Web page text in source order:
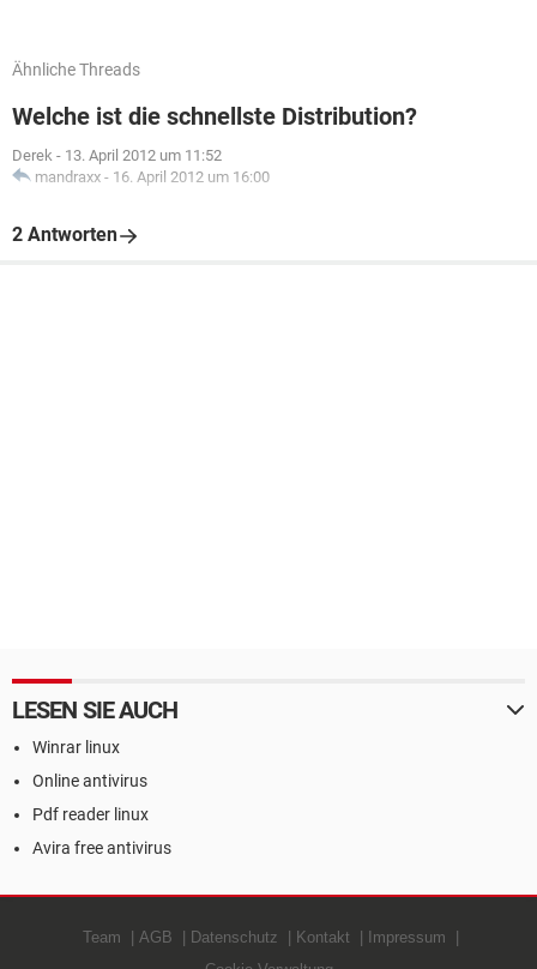
Ähnliche Threads
Welche ist die schnellste Distribution?
Derek - 13. April 2012 um 11:52
mandraxx - 16. April 2012 um 16:00
2 Antworten
LESEN SIE AUCH
Winrar linux
Online antivirus
Pdf reader linux
Avira free antivirus
Team AGB Datenschutz Kontakt
Impressum